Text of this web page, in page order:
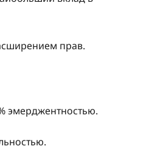
прав.
эмерджентностью.